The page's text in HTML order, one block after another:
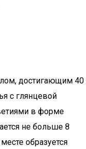
достигающим 40
с глянцевой
в форме
не больше 8
образуется